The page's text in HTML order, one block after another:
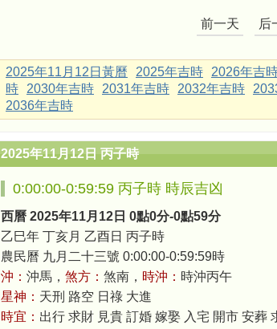
前一天 后
2025年11月12日黃曆 2025年吉時 2026年吉
時
2030年吉時 2031年吉時 2032年吉時
2036年吉時
2025年11月12日 丙子時
0:00:00-0:59:59 丙子時 時辰吉凶
西曆 2025年11月12日 0點0分-0點59分
乙巳年 丁亥月 乙酉日 丙子時
農民曆 九月二十三號 0:00:00-0:59:59時
沖： 沖馬， 煞方： 煞南， 時沖： 時沖丙午
星神： 天刑 路空 日祿 大進
時宜： 出行 求財 見貴 訂婚 嫁娶 入宅 開市 安葬